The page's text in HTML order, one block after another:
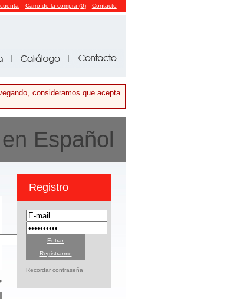
Contacto
Carro de la compra (0)
consideramos que acepta
Español
Registro
Registrarme
Recordar contraseña